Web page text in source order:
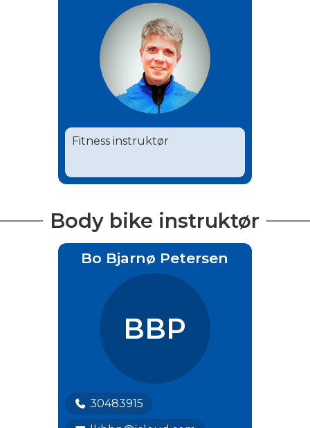
Fitness instruktør
Body bike instruktør
Bo Bjarnø Petersen
BBP
30483915